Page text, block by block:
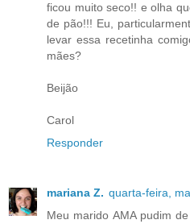
ficou muito seco!! e olha
de pão!!! Eu,
levar essa recetinha
mães?
Beijão
Carol
Responder
mariana Z. quarta-feira,
Meu marido AMA pudim